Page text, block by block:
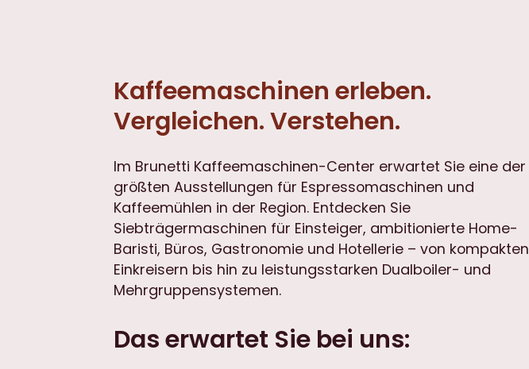
Kaffeemaschinen erleben.
Vergleichen. Verstehen.
Im Brunetti Kaffeemaschinen-Center erwartet Sie eine der
größten Ausstellungen für Espressomaschinen und
Kaffeemühlen in der Region. Entdecken Sie
Siebträgermaschinen für Einsteiger, ambitionierte Home-
Baristi, Büros, Gastronomie und Hotellerie – von kompakten
Einkreisern bis hin zu leistungsstarken Dualboiler- und
Mehrgruppensystemen.
Das erwartet Sie bei uns: